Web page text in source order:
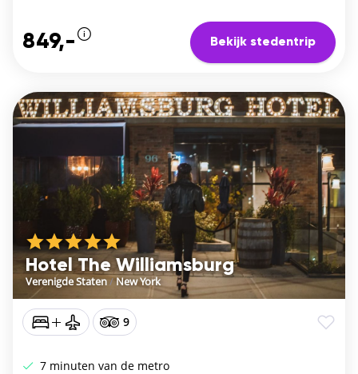
849,- Bekijk stedentrip
Hotel The Williamsburg
Verenigde Staten/New York
9
7 minuten van de metro